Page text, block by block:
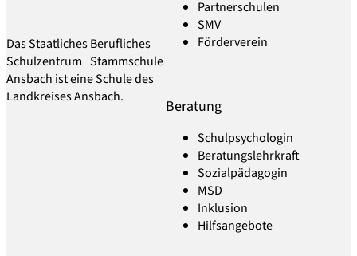
Das Staatliches Berufliches
Schulzentrum Stammschule
Ansbach ist eine Schule des
Landkreises Ansbach.
Partnerschulen
SMV
Förderverein
Beratung
Schulpsychologin
Beratungslehrkraft
Sozialpädagogin
MSD
Inklusion
Hilfsangebote